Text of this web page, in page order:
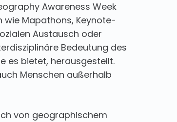
Awareness Week
Mapathons, Keynote-
Austausch oder
Bedeutung des
es bietet, herausgestellt.
Menschen außerhalb
von geographischem